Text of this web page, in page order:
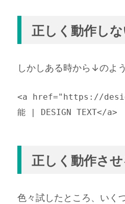
正しく動作し
しかしある時から↓のよ
<a href="https://
能 | DESIGN TEXT</a>
正しく動作さ
色々試したところ、いく